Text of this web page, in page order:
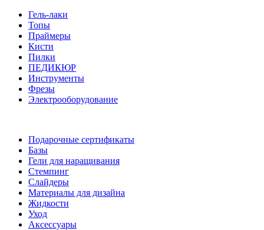
Гель-лаки
Топы
Праймеры
Кисти
Пилки
ПЕДИКЮР
Инструменты
Фрезы
Электрооборудование
Подарочные сертификаты
Базы
Гели для наращивания
Стемпинг
Слайдеры
Материалы для дизайна
Жидкости
Уход
Аксессуары